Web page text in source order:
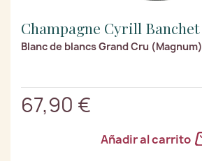
Champagne Cyrill Banchet
Blanc de blancs Grand Cru (Magnum)
67,90 €
Añadir al carrito